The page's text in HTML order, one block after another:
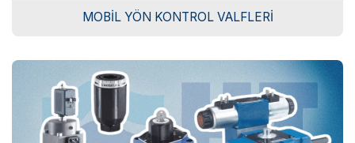
MOBIL YÖN KONTROL VALFLERI